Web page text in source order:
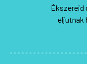
Ékszereid
eljutnak